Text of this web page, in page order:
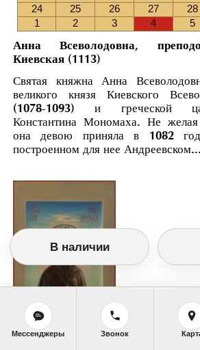
24
25 26 27 28
1
2 3 4 5
Анна Всеволодовна,
Киевская (1113)
Святая княжна Анна
великого князя Киевского
(1078-1093) и греческой
Константина Мономаха. Не желая
она девою приняла в 1082
построенном для нее Андреевском...
В наличии
Мессенджеры Звонок